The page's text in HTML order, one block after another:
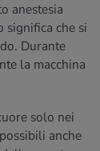
anestesia
significa che si
Durante
la macchina
solo nei
anche